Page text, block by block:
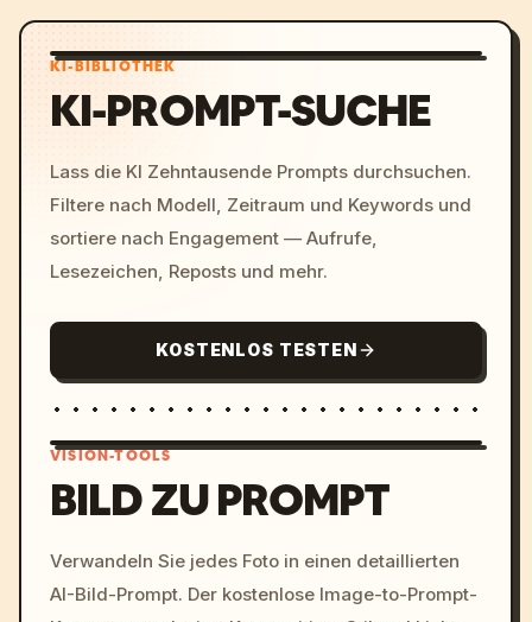
KI-BIBLIOTHEK
KI-PROMPT-SUCHE
Lass die KI Zehntausende Prompts durchsuchen.
Filtere nach Modell, Zeitraum und Keywords und
sortiere nach Engagement — Aufrufe,
Lesezeichen, Reposts und mehr.
KOSTENLOS TESTEN
c, cyberpunk sunset, neon
colors, 8k --v 6.0
VISION-TOOLS
BILD ZU PROMPT
Verwandeln Sie jedes Foto in einen detaillierten
AI-Bild-Prompt. Der kostenlose Image-to-Prompt-